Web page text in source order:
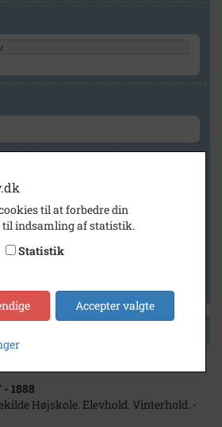
- 1888
Højskole. Elevhold. Vinterhold. -
til at forbedre din
til indsamling af statistik.
Statistik
Accepter valgte